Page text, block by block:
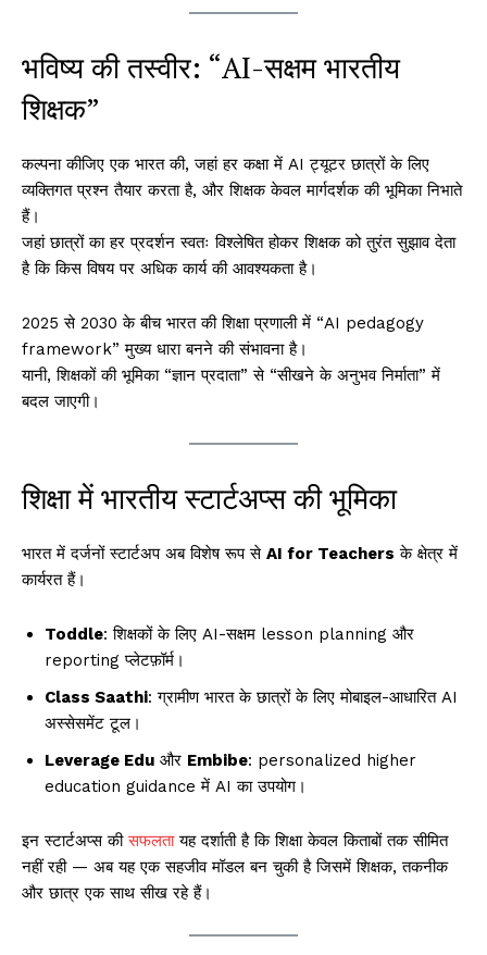
भविष्य की तस्वीर: “AI-सक्षम भारतीय
शिक्षक”
कल्पना कीजिए एक भारत की, जहां हर कक्षा में AI ट्यूटर छात्रों के लिए
व्यक्तिगत प्रश्न तैयार करता है, और शिक्षक केवल मार्गदर्शक की भूमिका निभाते
हैं।
जहां छात्रों का हर प्रदर्शन स्वतः विश्लेषित होकर शिक्षक को तुरंत सुझाव देता
है कि किस विषय पर अधिक कार्य की आवश्यकता है।
2025 से 2030 के बीच भारत की शिक्षा प्रणाली में “AI pedagogy
framework” मुख्य धारा बनने की संभावना है।
यानी, शिक्षकों की भूमिका “ज्ञान प्रदाता” से “सीखने के अनुभव निर्माता” में
बदल जाएगी।
शिक्षा में भारतीय स्टार्टअप्स की भूमिका
भारत में दर्जनों स्टार्टअप अब विशेष रूप से AI for Teachers के क्षेत्र में
कार्यरत हैं।
Toddle: शिक्षकों के लिए AI-सक्षम lesson planning और
reporting प्लेटफ़ॉर्म।
Class Saathi: ग्रामीण भारत के छात्रों के लिए मोबाइल-आधारित AI
अस्सेसमेंट टूल।
Leverage Edu और Embibe: personalized higher
education guidance में AI का उपयोग।
इन स्टार्टअप्स कीसफलतायह दर्शाती है कि शिक्षा केवल किताबों तक सीमित
नहीं रही — अब यह एक सहजीव मॉडल बन चुकी है जिसमें शिक्षक, तकनीक
और छात्र एक साथ सीख रहे हैं।